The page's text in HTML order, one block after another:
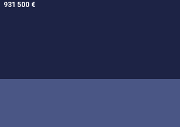
931 500 €